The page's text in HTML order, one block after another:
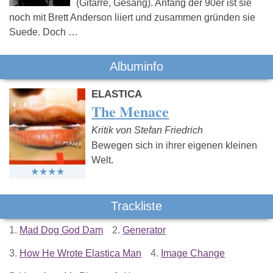
(Gitarre, Gesang). Anfang der 90er ist sie
noch mit Brett Anderson liiert und zusammen gründen sie
Suede. Doch …
Albuminfo
ELASTICA
The Menace
Kritik von Stefan Friedrich
Bewegen sich in ihrer eigenen kleinen
Welt.
Trackliste
1. Mad Dog God Dam 2. Generator
3. How He Wrote Elastica Man 4. Image Change